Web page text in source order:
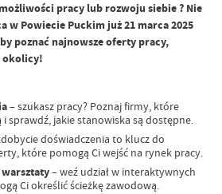
pracy lub rozwoju siebie ? Nie
w Powiecie Puckim już 21 marca 2025
poznać najnowsze oferty pracy,
okolicy!
– szukasz pracy? Poznaj firmy, które
sprawdź, jakie stanowiska są dostępne.
doświadczenia to klucz do
które pomogą Ci wejść na rynek pracy.
– weź udział w interaktywnych
Ci określić ścieżkę zawodową.